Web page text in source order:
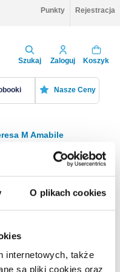
O plikach cookies
internetowych, także
są pliki cookies oraz
Punkty Rejestracja
Szukaj Zaloguj Koszyk
Nasze Ceny
M Amabile
Sortuj
Na stronie